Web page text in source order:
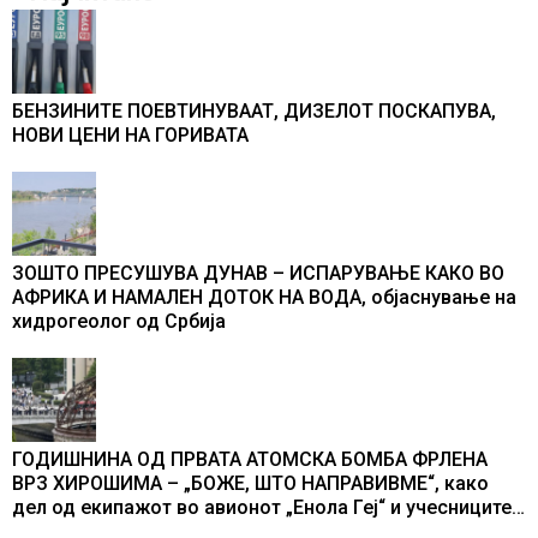
БЕНЗИНИТЕ ПОЕВТИНУВААТ, ДИЗЕЛОТ ПОСКАПУВА,
НОВИ ЦЕНИ НА ГОРИВАТА
ЗОШТО ПРЕСУШУВА ДУНАВ – ИСПАРУВАЊЕ КАКО ВО
АФРИКА И НАМАЛЕН ДОТОК НА ВОДА, објаснување на
хидрогеолог од Србија
ГОДИШНИНА ОД ПРВАТА АТОМСКА БОМБА ФРЛЕНА
ВРЗ ХИРОШИМА – „БОЖЕ, ШТО НАПРАВИВМЕ“, како
дел од екипажот во авионот „Енола Геј“ и учесниците